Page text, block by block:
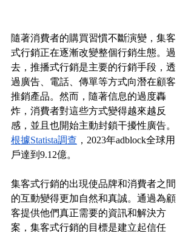
隨著消費者的購買習慣不斷演變，集客
式行銷正在逐漸改變整個行銷生態。過
去，推播式行銷是主要的行銷手段，透
過廣告、電話、傳單等方式向潛在顧客
推銷產品。然而，隨著信息的過度轟
炸，消費者對這些方式變得越來越反
感，並且也開始主動封鎖干擾性廣告。
根據Statista調查 ，2023年adblock全球用
戶達到9.12億。
集客式行銷的出現使品牌和消費者之間
的互動變得更加自然和真誠。通過為顧
客提供他們真正需要的資訊和解決方
案，集客式行銷的目標是建立起信任